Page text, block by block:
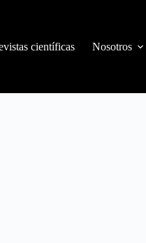
científicas Nosotros